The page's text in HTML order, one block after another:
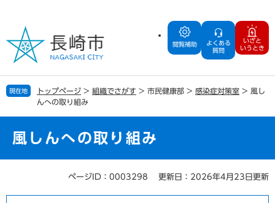
の
で
す
ー
ば
し
閲覧補助
よくある
質問
いざと
いうとき
現在地 トップページ > 組織でさがす > 市民健康部 > 感染症対策室 > 風し
んへの取り組み
風しんへの取り組み
ページID：0003298 更新日：2026年4月23日更新